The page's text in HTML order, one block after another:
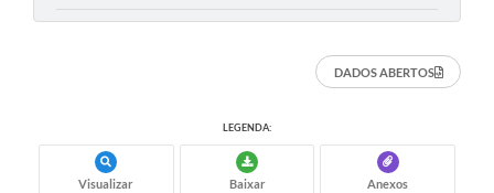
DADOS ABERTOS
LEGENDA:
Visualizar Baixar Anexos